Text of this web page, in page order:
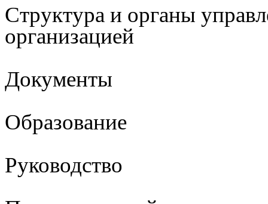
Структура и органы
организацией
Документы
Образование
Руководство